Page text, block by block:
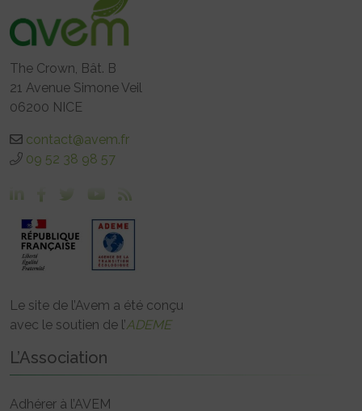
The Crown, Bât. B
21 Avenue Simone Veil
06200 NICE
contact@avem.fr
09 52 38 98 57
Le site de l’Avem a été conçu
avec le soutien de l’ADEME
L’Association
Adhérer à l’AVEM